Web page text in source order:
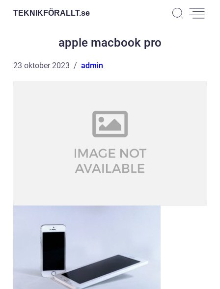
TEKNIKFÖRALLT.se
apple macbook pro
23 oktober 2023 admin